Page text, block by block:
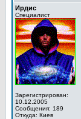
Ирдис
Специалист
Зарегистрирован:
10.12.2005
Сообщения: 189
Откуда: Киев